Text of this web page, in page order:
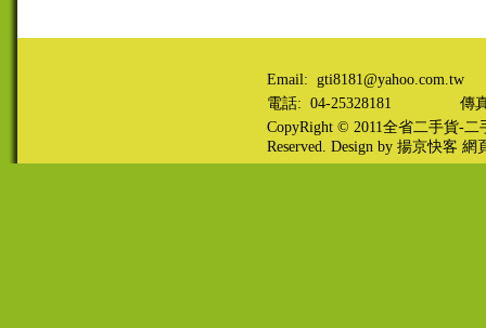
Email: gti8181@yahoo.com.tw
電話: 04-25328181
傳
CopyRight © 2011全省二手貨-二
Reserved. Design by 揚京快客 網